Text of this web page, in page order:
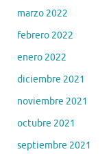
marzo 2022
febrero 2022
enero 2022
diciembre 2021
noviembre 2021
octubre 2021
septiembre 2021